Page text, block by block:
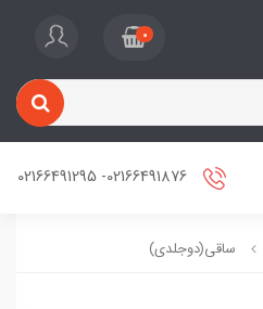
0
ساقی(دوجلدی)